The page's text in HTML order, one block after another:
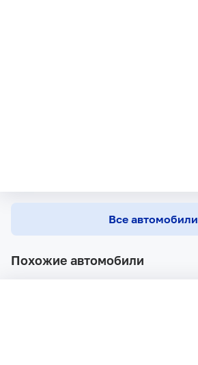
Все автомобили
Похожие автомобили